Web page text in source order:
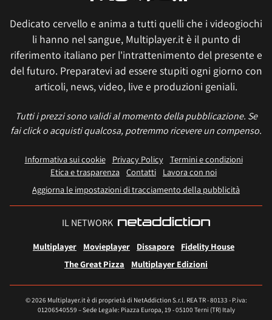
Dedicato cervello e anima a tutti quelli che i videogiochi
li hanno nel sangue, Multiplayer.it è il punto di
riferimento italiano per l'intrattenimento del presente e
del futuro. Preparatevi ad essere stupiti ogni giorno con
articoli, news, video, live e produzioni geniali.
Tutti i prezzi sono validi al momento della pubblicazione. Se
fai click o acquisti qualcosa, potremmo ricevere un compenso.
Informativa sui cookie Privacy Policy
Termini e condizioni
Etica e trasparenza Contatti
Lavora con noi
Aggiorna le impostazioni di tracciamento della pubblicità
IL NETWORK
Multiplayer Movieplayer Dissapore
Fidelity House
The Great Pizza
Multiplayer Edizioni
© 2026 Multiplayer.it è di proprietà di NetAddiction S.r.l. REA TR - 80133 - P.iva:
01206540559 – Sede Legale: Piazza Europa, 19 - 05100 Terni (TR) Italy